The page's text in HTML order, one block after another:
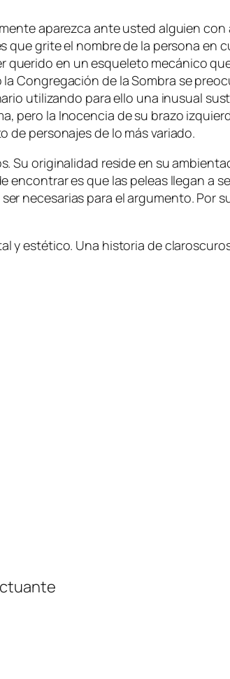
apa­rez­ca an­te us­ted al­guien
gri­te el nom­bre de la per­so­na en
en un es­que­le­to me­cá­ni­co
Congregación de la Sombra se
uti­li­zan­do pa­ra ello una inusual
pe­ro la Inocencia de su bra­zo
de per­so­na­jes de lo más variado.
ori­gi­na­li­dad re­si­de en su
es que las pe­leas lle­gan a
ne­ce­sa­rias pa­ra el ar­gu­men­to. Por
y es­té­ti­co. Una his­to­ria de